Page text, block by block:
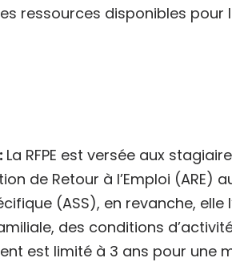
ressources disponibles pour
: La RFPE est versée aux
de Retour à l’Emploi (ARE)
(ASS), en revanche,
des conditions
est limité à 3 ans pour une